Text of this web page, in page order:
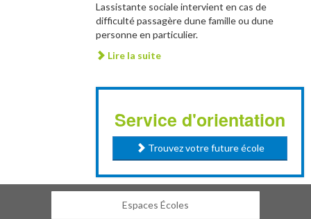
Lassistante sociale intervient en cas de
difficulté passagère dune famille ou dune
personne en particulier.
Lire la suite
Service d'orientation
Trouvez votre future école
Espaces Écoles